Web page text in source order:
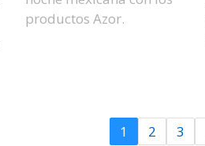
productos Azor.
1 2 3